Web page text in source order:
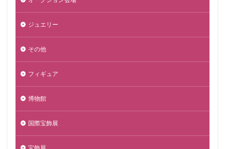
ジュエリー
その他
フィギュア
博物館
国際宝飾展
宝飾展